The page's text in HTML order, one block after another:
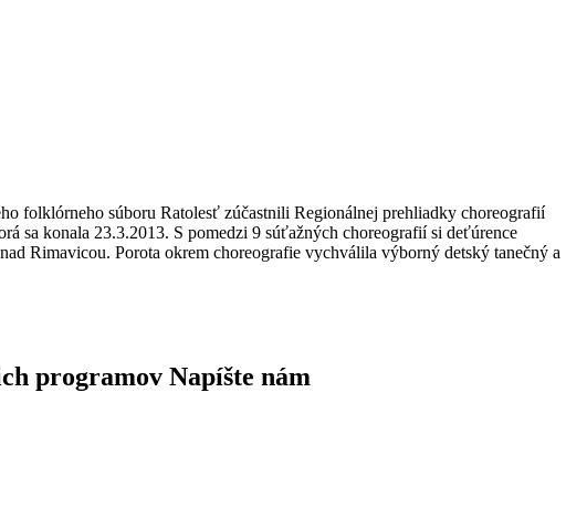
folklórneho súboru Ratolesť zúčastnili Regionálnej prehliadky choreografií
sa konala 23.3.2013. S pomedzi 9 súťažných choreografií si deťúrence
Rimavicou. Porota okrem choreografie vychválila výborný detský tanečný a
programov Napíšte nám